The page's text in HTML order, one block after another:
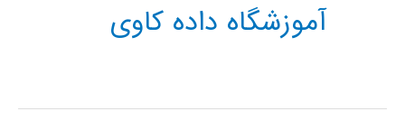
آموزشگاه داده کاوی